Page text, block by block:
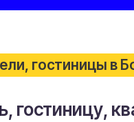
гостиницы в
гостиницу,